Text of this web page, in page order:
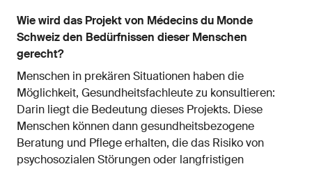
Wie wird das Projekt von Médecins du Monde
Schweiz den Bedürfnissen dieser Menschen
gerecht?
Menschen in prekären Situationen haben die
Möglichkeit, Gesundheitsfachleute zu konsultieren:
Darin liegt die Bedeutung dieses Projekts. Diese
Menschen können dann gesundheitsbezogene
Beratung und Pflege erhalten, die das Risiko von
psychosozialen Störungen oder langfristigen